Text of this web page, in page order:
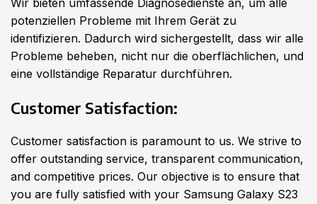
Wir bieten umfassende Diagnosedienste an, um alle
potenziellen Probleme mit Ihrem Gerät zu
identifizieren. Dadurch wird sichergestellt, dass wir alle
Probleme beheben, nicht nur die oberflächlichen, und
eine vollständige Reparatur durchführen.
Customer Satisfaction:
Customer satisfaction is paramount to us. We strive to
offer outstanding service, transparent communication,
and competitive prices. Our objective is to ensure that
you are fully satisfied with your Samsung Galaxy S23